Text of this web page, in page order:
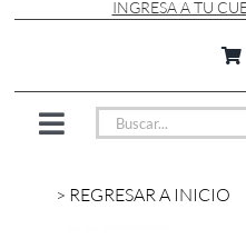
INGRESA A TU
Toggle
Buscar:
> REGRESAR A INICIO